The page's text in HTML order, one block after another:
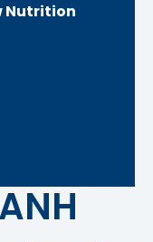
Nutrition
MẬT
NHÀ
ĐỐI